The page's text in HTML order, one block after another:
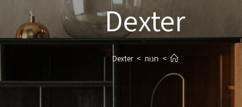
Dexter
> חנות >
Dexter